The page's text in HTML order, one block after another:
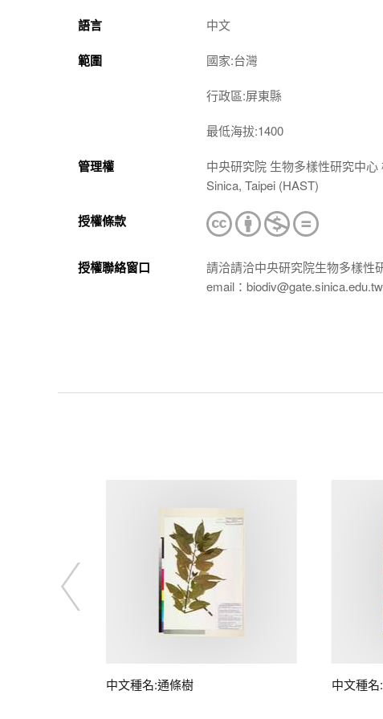
語言 中文
範圍 國家:台灣
行政區:屏東縣
最低海拔:1400
管理權
中央研究院 生物多樣性研究中
Sinica, Taipei (HAST)
授權條款
授權聯絡窗口
請洽請洽中央研究院生物多樣性
email：biodiv@gate.sinica.edu.tw
中文種名:通條樹 中文種